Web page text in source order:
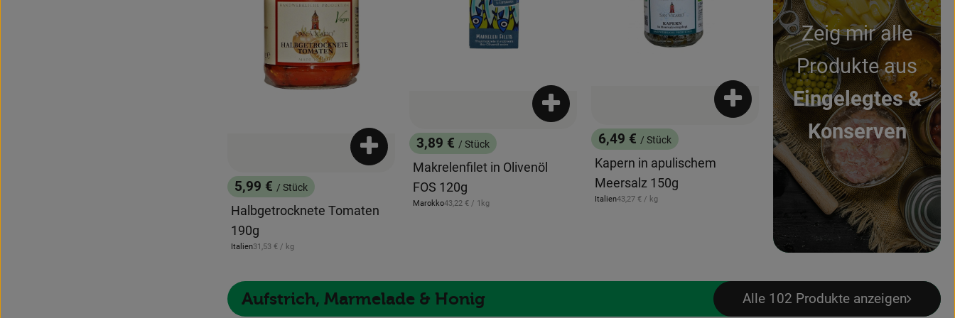
, Preis:
5,99 € / Stück
Halbgetrocknete Tomaten
190g
, Herkunft:
Italien, Referenzpreis:
31,53 € / kg
Produkt zum Warenkorb hinzufügen
, Preis:
3,89 € / Stück
Makrelenfilet in Olivenöl
FOS 120g
, Herkunft:
Marokko, Referenzpreis:
43,22 € / 1kg
Produkt zum Warenkorb hinzufügen
, Preis:
6,49 € / Stück
Kapern in apulischem
Meersalz 150g
, Herkunft:
Italien, Referenzpreis:
43,27 € / kg
Produkt zum Warenkorb hinzufügen
Zeig mir alle
Produkte aus
Eingelegtes &
Konserven
Aufstrich, Marmelade & Honig Alle 102 Produkte anzeigen